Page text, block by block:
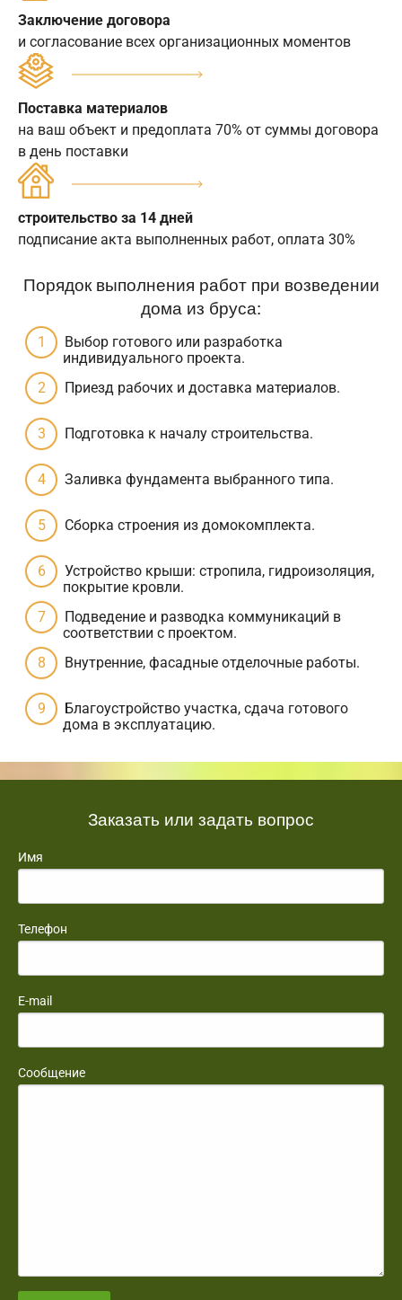
Заключение договора
и согласование всех организационных моментов
Поставка материалов
на ваш объект и предоплата 70% от суммы договора
в день поставки
строительство за 14 дней
подписание акта выполненных работ, оплата 30%
Порядок выполнения работ при возведении
дома из бруса:
Выбор готового или разработка
индивидуального проекта.
Приезд рабочих и доставка материалов.
Подготовка к началу строительства.
Заливка фундамента выбранного типа.
Сборка строения из домокомплекта.
Устройство крыши: стропила, гидроизоляция,
покрытие кровли.
Подведение и разводка коммуникаций в
соответствии с проектом.
Внутренние, фасадные отделочные работы.
Благоустройство участка, сдача готового
дома в эксплуатацию.
Заказать или задать вопрос
Имя
Телефон
E-mail
Сообщение